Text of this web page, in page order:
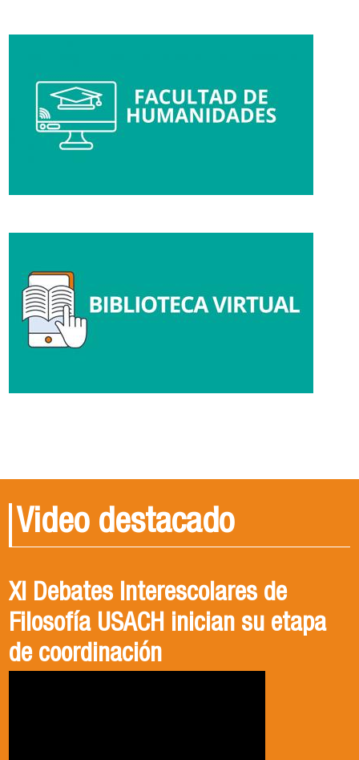
Video destacado
XI Debates Interescolares de
Filosofía USACH inician su etapa
de coordinación